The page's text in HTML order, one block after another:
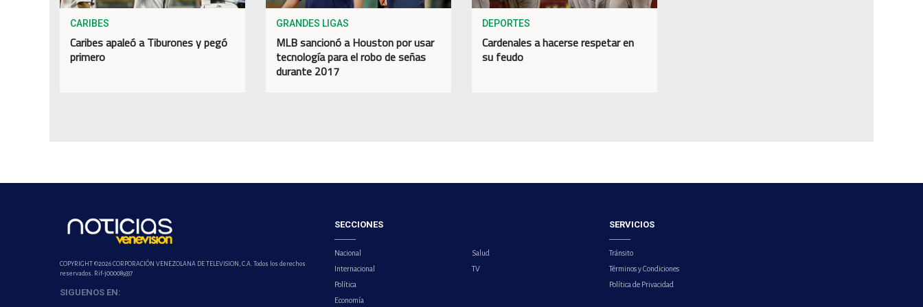
CARIBES
Caribes apaleó a Tiburones y pegó
primero
GRANDES LIGAS
MLB sancionó a Houston por usar
tecnología para el robo de señas
durante 2017
DEPORTES
Cardenales a hacerse respetar en
su feudo
COPYRIGHT ©2026 CORPORACIÓN VENEZOLANA DE TELEVISION, C.A. Todos los derechos
reservados. Rif-j000089337
SIGUENOS EN:
SECCIONES
Nacional
Internacional
Política
Economía
Salud
TV
SERVICIOS
Tránsito
Términos y Condiciones
Política de Privacidad